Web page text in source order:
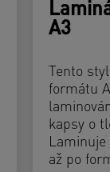
A3
Tento
formátu
kapsy o
až po